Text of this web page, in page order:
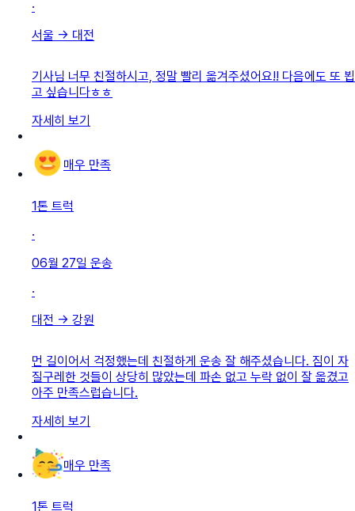
·
서울 → 대전
기사님 너무 친절하시고, 정말 빨리 옮겨주셨어요!! 다음에도 또 뵙
고 싶습니다ㅎㅎ
자세히 보기
매우 만족
1톤 트럭
·
06월 27일 운송
·
대전 → 강원
먼 길이어서 걱정했는데 친절하게 운송 잘 해주셨습니다. 짐이 자
질구레한 것들이 상당히 많았는데 파손 없고 누락 없이 잘 옮겼고
아주 만족스럽습니다.
자세히 보기
매우 만족
1톤 트럭